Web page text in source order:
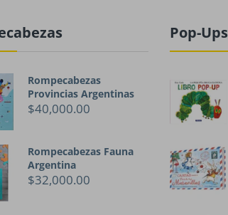
Rompecabezas
Provincias Argentinas
$40,000.00
Rompecabezas Fauna
Argentina
$32,000.00
Pop-Ups